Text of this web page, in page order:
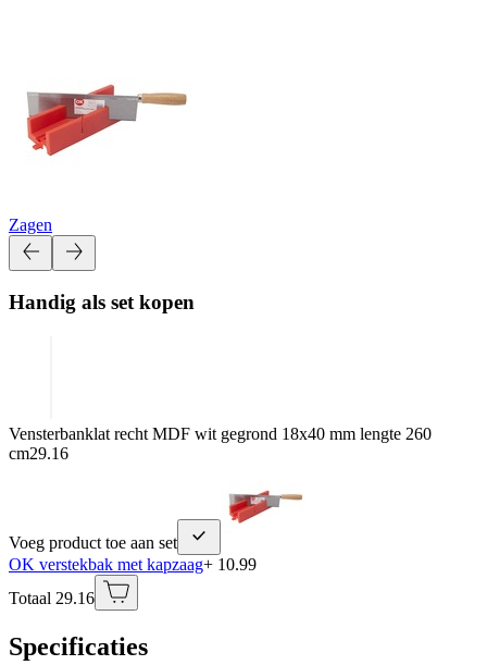
Zagen
Handig als set kopen
Vensterbanklat recht MDF wit gegrond 18x40 mm lengte 260
cm29.16
Voeg product toe aan set
OK verstekbak met kapzaag+ 10.99
Totaal 29.16
Specificaties